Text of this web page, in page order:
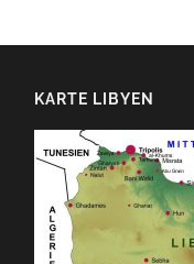
KARTE LIBYEN